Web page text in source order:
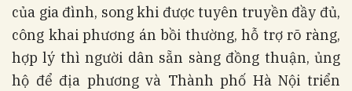
của gia đình, song khi được tuyên truyền đầy đủ,
công khai phương án bồi thường, hỗ trợ rõ ràng,
hợp lý thì người dân sẵn sàng đồng thuận, ủng
hộ để địa phương và Thành phố Hà Nội triển